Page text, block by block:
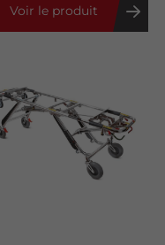
Voir le produit